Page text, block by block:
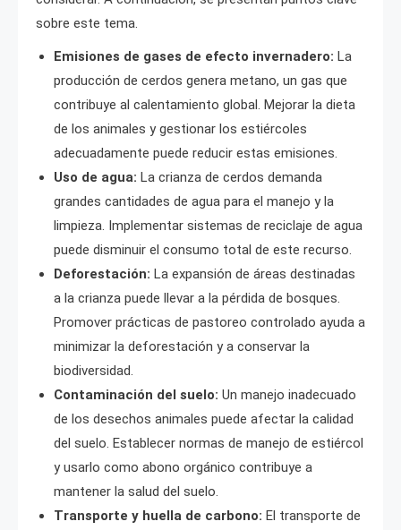
sobre este tema.
Emisiones de gases de efecto invernadero: La
producción de cerdos genera metano, un gas que
contribuye al calentamiento global. Mejorar la dieta
de los animales y gestionar los estiércoles
adecuadamente puede reducir estas emisiones.
Uso de agua: La crianza de cerdos demanda
grandes cantidades de agua para el manejo y la
limpieza. Implementar sistemas de reciclaje de agua
puede disminuir el consumo total de este recurso.
Deforestación: La expansión de áreas destinadas
a la crianza puede llevar a la pérdida de bosques.
Promover prácticas de pastoreo controlado ayuda a
minimizar la deforestación y a conservar la
biodiversidad.
Contaminación del suelo: Un manejo inadecuado
de los desechos animales puede afectar la calidad
del suelo. Establecer normas de manejo de estiércol
y usarlo como abono orgánico contribuye a
mantener la salud del suelo.
Transporte y huella de carbono: El transporte de